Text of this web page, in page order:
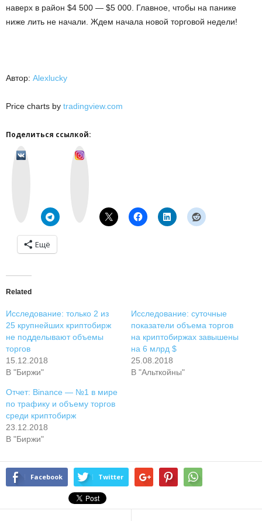
наверх в район $4 500 — $5 000. Главное, чтобы на панике
ниже лить не начали. Ждем начала новой торговой недели!
Автор: Alexlucky
Price charts by tradingview.com
Поделиться ссылкой:
Ещё
Related
Исследование: только 2 из
25 крупнейших криптобирж
не подделывают объемы
торгов
15.12.2018
В "Биржи"
Исследование: суточные
показатели объема торгов
на криптобиржах завышены
на 6 млрд $
25.08.2018
В "Альткойны"
Отчет: Binance — №1 в мире
по трафику и объему торгов
среди криптобирж
23.12.2018
В "Биржи"
Facebook Twitter